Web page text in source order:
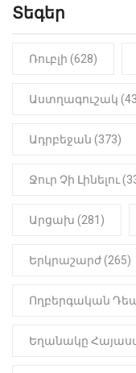
Տեգեր
Ռուբլի (628)
Աստղագուշակ
Ադրբեջան (373)
Ջուր Չի Լինելու
Արցախ (281)
Երկրաշարժ (265)
Ողբերգական
Եղանակը